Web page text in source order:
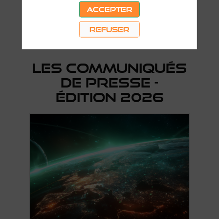
media.assisesnewspace@ilago.eu
DEMANDER UNE ACCRÉDITATION
LES COMMUNIQUÉS
DE PRESSE -
ÉDITION 2026
ACCEPTER
REFUSER